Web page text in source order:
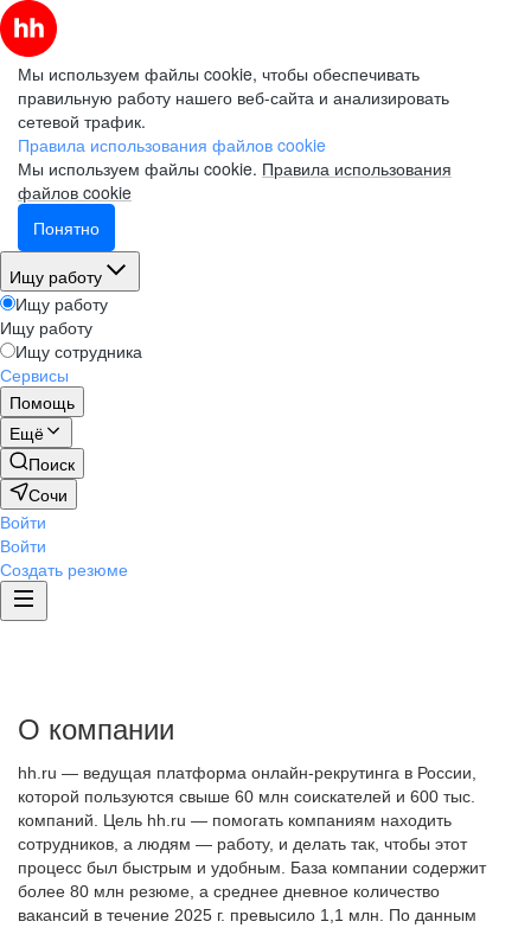
Мы используем файлы cookie, чтобы обеспечивать
правильную работу нашего веб-сайта и анализировать
сетевой трафик.
Правила использования файлов cookie
Мы используем файлы cookie. Правила использования
файлов cookie
Понятно
Ищу работу
Ищу работу
Ищу работу
Ищу сотрудника
Сервисы
Помощь
Ещё
Поиск
Сочи
Войти
Войти
Создать резюме
О компании
hh.ru — ведущая платформа онлайн-рекрутинга в России,
которой пользуются свыше 60 млн соискателей и 600 тыс.
компаний. Цель hh.ru — помогать компаниям находить
сотрудников, а людям — работу, и делать так, чтобы этот
процесс был быстрым и удобным. База компании содержит
более 80 млн резюме, а среднее дневное количество
вакансий в течение 2025 г. превысило 1,1 млн. По данным